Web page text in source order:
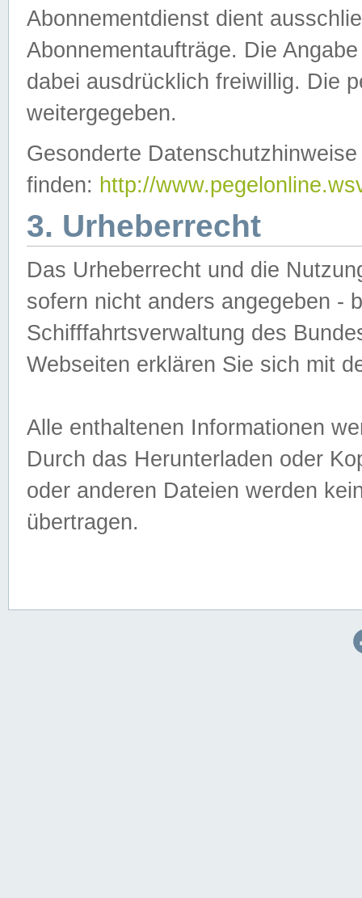
Abonnementdienst dient
Abonnementaufträge. Die
dabei ausdrücklich freiwillig. Die
weitergegeben.
Gesonderte
finden: http://
3. Urheberrecht
Das Urheberrecht und die
sofern nicht anders angegeben -
Schifffahrtsverwaltung des
Webseiten erklären Sie sich mit
Alle enthaltenen Informationen
Durch das Herunterladen oder
oder anderen Dateien werden
übertragen.